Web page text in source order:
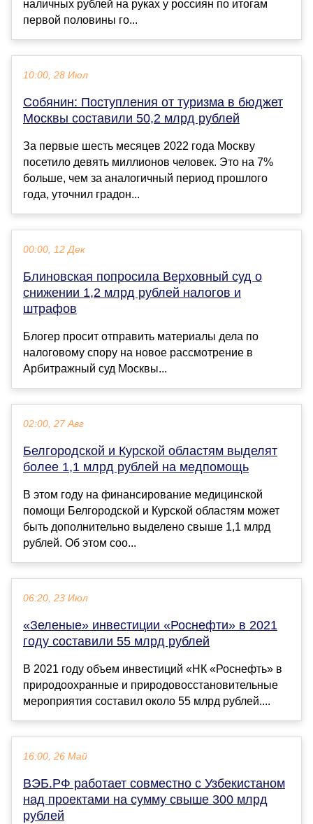
наличных рублей на руках у россиян по итогам
первой половины го...
10:00, 28 Июл
Собянин: Поступления от туризма в бюджет
Москвы составили 50,2 млрд рублей
За первые шесть месяцев 2022 года Москву
посетило девять миллионов человек. Это на 7%
больше, чем за аналогичный период прошлого
года, уточнил градон...
00:00, 12 Дек
Блиновская попросила Верховный суд о
снижении 1,2 млрд рублей налогов и
штрафов
Блогер просит отправить материалы дела по
налоговому спору на новое рассмотрение в
Арбитражный суд Москвы...
02:00, 27 Авг
Белгородской и Курской областям выделят
более 1,1 млрд рублей на медпомощь
В этом году на финансирование медицинской
помощи Белгородской и Курской областям может
быть дополнительно выделено свыше 1,1 млрд
рублей. Об этом соо...
06:20, 23 Июл
«Зеленые» инвестиции «Роснефти» в 2021
году составили 55 млрд рублей
В 2021 году объем инвестиций «НК «Роснефть» в
природоохранные и природовосстановительные
мероприятия составил около 55 млрд рублей....
16:00, 26 Май
ВЭБ.РФ работает совместно с Узбекистаном
над проектами на сумму свыше 300 млрд
рублей